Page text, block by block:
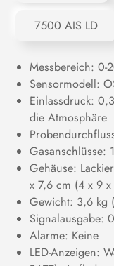
7500 AIS LD
Messbereich: 0-
Sensormodell:
Einlassdruck:
die Atmosphäre
Gasanschlüsse:
Gehäuse:
x 7,6 cm (4 x 9
Gewicht: 3,6 kg
Signalausgabe:
Alarme: Keine
LED-Anzeigen: